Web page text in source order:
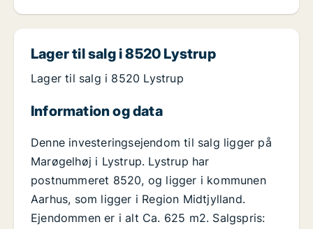
Lager til salg i 8520 Lystrup
Lager til salg i 8520 Lystrup
Information og data
Denne investeringsejendom til salg ligger på
Marøgelhøj i Lystrup. Lystrup har
postnummeret 8520, og ligger i kommunen
Aarhus, som ligger i Region Midtjylland.
Ejendommen er i alt Ca. 625 m2. Salgspris: